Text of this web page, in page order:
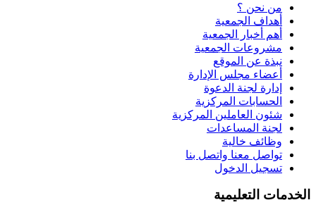
من نحن ؟
أهداف الجمعية
أهم أخبار الجمعية
مشروعات الجمعية
نبذة عن الموقع
أعضاء مجلس الإدارة
إدارة لجنة الدعوة
الحسابات المركزية
شئون العاملين المركزية
لجنة المساعدات
وظائف خالية
تواصل معنا واتصل بنا
تسجيل الدخول
الخدمات التعليمية